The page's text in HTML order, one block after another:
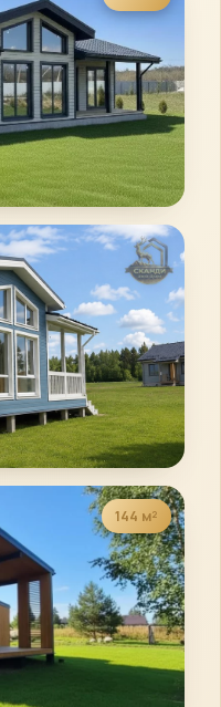
144 м²